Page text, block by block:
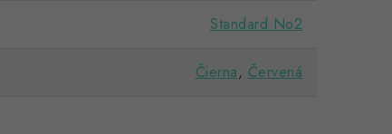
Standard No2
Čierna, Červená